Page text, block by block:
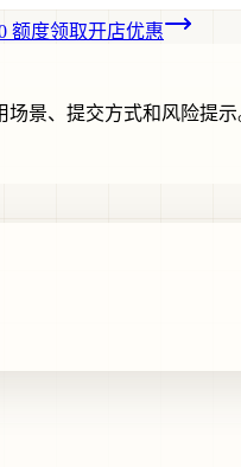
额度领取开店优惠
景、提交方式和风险提示